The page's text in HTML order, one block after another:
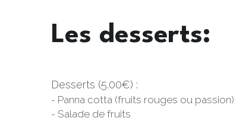
Les desserts:
Desserts (5.00€) :
- Panna cotta (fruits rouges ou passion)
- Salade de fruits